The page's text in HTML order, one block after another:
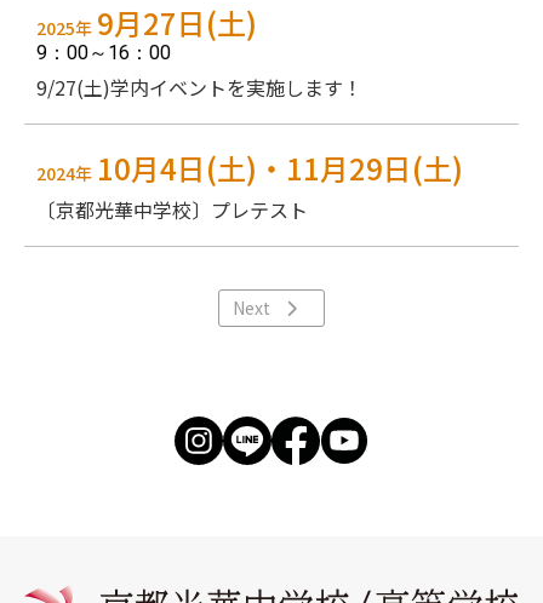
2025年 9月27日(土)
9：00～16：00
9/27(土)学内イベントを実施します！
2024年 10月4日(土)・11月29日(土)
〔京都光華中学校〕プレテスト
Next